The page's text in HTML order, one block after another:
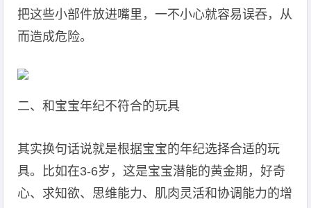
把这些小部件放进嘴里，一不小心就容易误吞，从
而造成危险。
二、和宝宝年纪不符合的玩具
其实换句话说就是根据宝宝的年纪选择合适的玩
具。比如在3-6岁，这是宝宝潜能的黄金期，好奇
心、求知欲、思维能力、肌肉灵活和协调能力的增